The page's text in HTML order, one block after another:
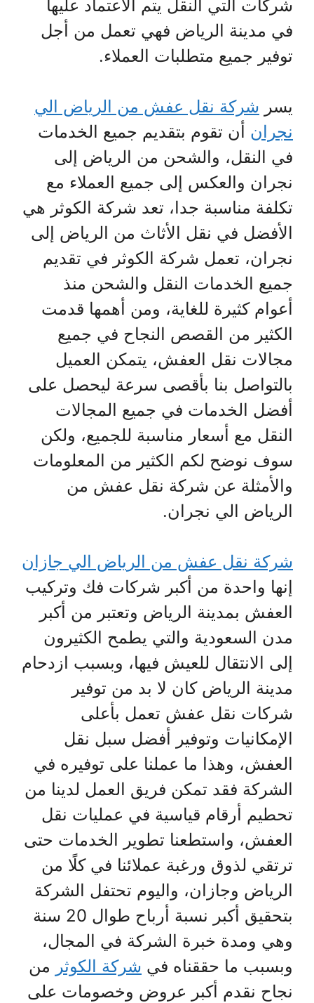
شركات التي النقل يتم الاعتماد عليها
في مدينة الرياض فهي تعمل من أجل
توفير جميع متطلبات العملاء.
يسر شركة نقل عفش من الرياض الي
نجران أن تقوم بتقديم جميع الخدمات
في النقل، والشحن من الرياض إلى
نجران والعكس إلى جميع العملاء مع
تكلفة مناسبة جدا، تعد شركة الكوثر هي
الأفضل في نقل الأثاث من الرياض إلى
نجران، تعمل شركة الكوثر في تقديم
جميع الخدمات النقل والشحن منذ
أعوام كثيرة للغاية، ومن أهمها قدمت
الكثير من القصص النجاح في جميع
مجالات نقل العفش، يتمكن العميل
بالتواصل بنا بأقصى سرعة ليحصل على
أفضل الخدمات في جميع المجالات
النقل مع أسعار مناسبة للجميع، ولكن
سوف نوضح لكم الكثير من المعلومات
والأمثلة عن شركة نقل عفش من
الرياض الي نجران.
شركة نقل عفش من الرياض الي جازان
إنها واحدة من أكبر شركات فك وتركيب
العفش بمدينة الرياض وتعتبر من أكبر
مدن السعودية والتي يطمح الكثيرون
إلى الانتقال للعيش فيها، وبسبب ازدحام
مدينة الرياض كان لا بد من توفير
شركات نقل عفش تعمل بأعلى
الإمكانيات وتوفير أفضل سبل نقل
العفش، وهذا ما عملنا على توفيره في
الشركة فقد تمكن فريق العمل لدينا من
تحطيم أرقام قياسية في عمليات نقل
العفش، واستطعنا تطوير الخدمات حتى
ترتقي لذوق ورغبة عملائنا في كلًا من
الرياض وجازان، واليوم تحتفل الشركة
بتحقيق أكبر نسبة أرباح طوال 20 سنة
وهي ومدة خبرة الشركة في المجال،
وبسبب ما حققناه في شركة الكوثر من
نجاح نقدم أكبر عروض وخصومات على